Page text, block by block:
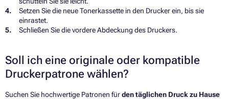
Setzen Sie die neue Tonerkassette in den Drucker ein, bis sie
einrastet.
Schließen Sie die vordere Abdeckung des Druckers.
Soll ich eine originale oder kompatible
Druckerpatrone wählen?
Suchen Sie hochwertige Patronen fürden täglichen Druck zu Hause